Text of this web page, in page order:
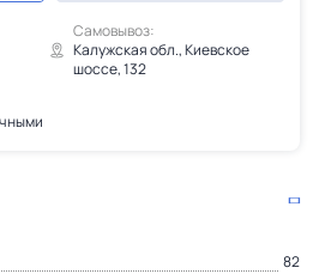
Самовывоз:
Калужская обл., Киевское
шоссе, 132
82